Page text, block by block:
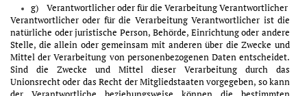
g) Verantwortlicher oder für die Verarbeitung Verantwortlicher
Verantwortlicher oder für die Verarbeitung Verantwortlicher ist die
natürliche oder juristische Person, Behörde, Einrichtung oder andere
Stelle, die allein oder gemeinsam mit anderen über die Zwecke und
Mittel der Verarbeitung von personenbezogenen Daten entscheidet.
Sind die Zwecke und Mittel dieser Verarbeitung durch das
Unionsrecht oder das Recht der Mitgliedstaaten vorgegeben, so kann